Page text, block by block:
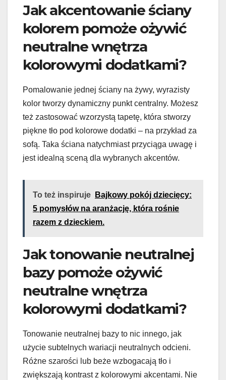
Jak akcentowanie ściany
kolorem pomoże ożywić
neutralne wnętrza
kolorowymi dodatkami?
Pomalowanie jednej ściany na żywy, wyrazisty
kolor tworzy dynamiczny punkt centralny. Możesz
też zastosować wzorzystą tapetę, która stworzy
piękne tło pod kolorowe dodatki – na przykład za
sofą. Taka ściana natychmiast przyciąga uwagę i
jest idealną sceną dla wybranych akcentów.
To też inspiruje
Bajkowy pokój dziecięcy:
5 pomysłów na aranżację, która rośnie
razem z dzieckiem.
Jak tonowanie neutralnej
bazy pomoże ożywić
neutralne wnętrza
kolorowymi dodatkami?
Tonowanie neutralnej bazy to nic innego, jak
użycie subtelnych wariacji neutralnych odcieni.
Różne szarości lub beże wzbogacają tło i
zwiększają kontrast z kolorowymi akcentami. Nie